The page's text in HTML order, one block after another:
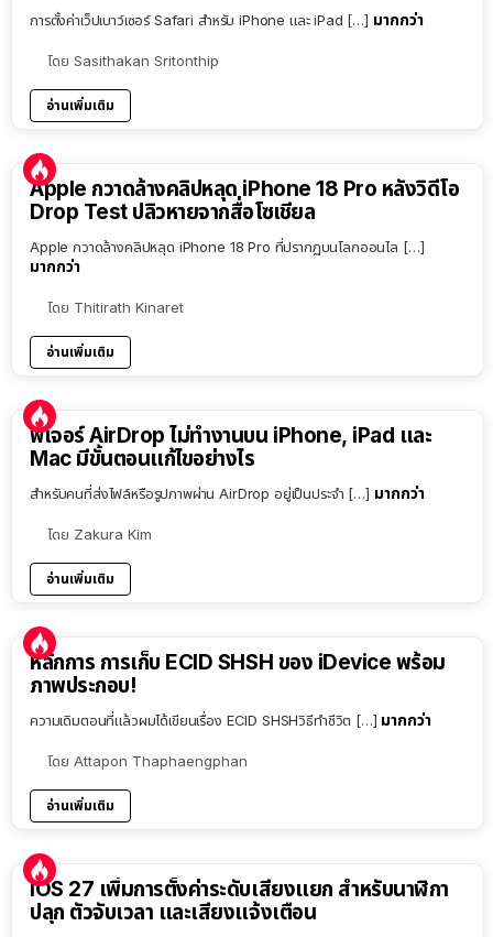
การตั้งค่าเว็ปเบาว์เซอร์ Safari สำหรับ iPhone และ iPad […] มากกว่า
โดย Sasithakan Sritonthip
อ่านเพิ่มเติม
Apple กวาดล้างคลิปหลุด iPhone 18 Pro หลังวิดีโอ
Drop Test ปลิวหายจากสื่อโซเชียล
Apple กวาดล้างคลิปหลุด iPhone 18 Pro ที่ปรากฏบนโลกออนไล […]
มากกว่า
โดย Thitirath Kinaret
อ่านเพิ่มเติม
ฟีเจอร์ AirDrop ไม่ทำงานบน iPhone, iPad และ
Mac มีขั้นตอนแก้ไขอย่างไร
สำหรับคนที่ส่งไฟล์หรือรูปภาพผ่าน AirDrop อยู่เป็นประจำ […] มากกว่า
โดย Zakura Kim
อ่านเพิ่มเติม
หลักการ การเก็บ ECID SHSH ของ iDevice พร้อม
ภาพประกอบ!
ความเดิมตอนที่แล้วผมได้เขียนเรื่อง ECID SHSHวิธีทำชีวิต […] มากกว่า
โดย Attapon Thaphaengphan
อ่านเพิ่มเติม
iOS 27 เพิ่มการตั้งค่าระดับเสียงแยก สำหรับนาฬิกา
ปลุก ตัวจับเวลา และเสียงแจ้งเตือน